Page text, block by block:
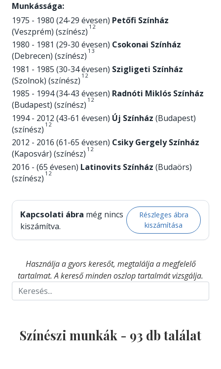
Munkássága:
1975 - 1980 (24-29 évesen) Petőfi Színház
(Veszprém) (színész) 1 2
1980 - 1981 (29-30 évesen) Csokonai Színház
(Debrecen) (színész) 1 3
1981 - 1985 (30-34 évesen) Szigligeti Színház
(Szolnok) (színész) 1 2
1985 - 1994 (34-43 évesen) Radnóti Miklós Színház
(Budapest) (színész) 1 2
1994 - 2012 (43-61 évesen) Új Színház (Budapest)
(színész) 1 2
2012 - 2016 (61-65 évesen) Csiky Gergely Színház
(Kaposvár) (színész) 1 2
2016 - (65 évesen) Latinovits Színház (Budaörs)
(színész) 1 2
Kapcsolati ábra még nincs
kiszámítva.
Részleges ábra
kiszámítása
Használja a gyors keresőt, megtalálja a megfelelő
tartalmat. A kereső minden oszlop tartalmát vizsgálja.
Színészi munkák - 93 db találat